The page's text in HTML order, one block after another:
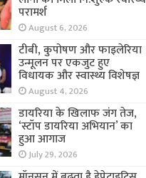
परामर्श
August 6, 2026
टीबी, कुपोषण और फाइलेरिया
उन्मूलन पर एकजुट हुए
विधायक और स्वास्थ्य विशेषज्ञ
August 4, 2026
डायरिया के खिलाफ जंग तेज,
‘स्टॉप डायरिया अभियान’ का
हुआ आगाज
July 29, 2026